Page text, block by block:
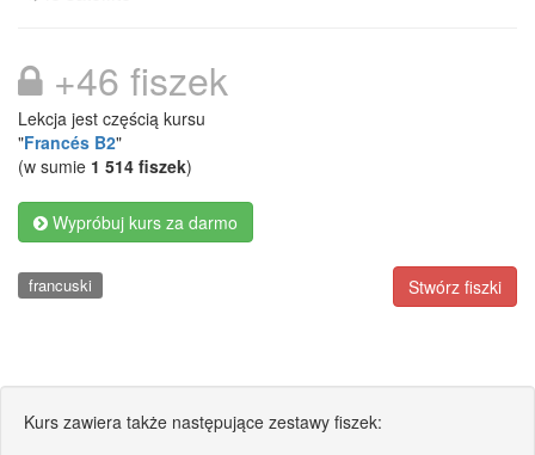
+46 fiszek
Lekcja jest częścią kursu
"Francés B2"
(w sumie 1 514 fiszek)
Wypróbuj kurs za darmo
Stwórz fiszki
francuski
Kurs zawiera także następujące zestawy fiszek: